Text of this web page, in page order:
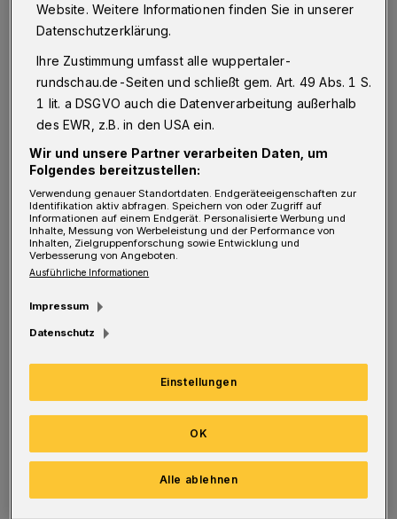
Q uälender Juckreiz, schmerzhafte
Schwellungen
Die Symptome der Urtikaria sind sehr
unangenehm. Im Vordergrund steht ein
starker Juckreiz, vergleichbar dem Brennen
nach Kontakt mit einer Brennnessel. Daneben
treten die typischen Quaddeln auf: blassrote,
wandernde Erhebungen auf der Haut. Ein
weiteres Symptom sind plötzliche
schmerzhafte Schwellungen, die tiefer in der
Haut liegen – die sogenannten Angioödeme.
Hals oder an den Armen. Kommt es im Bereich
der Atemwege zu Schwellungen, kann das zu
schwerer Luftnot kommen – ein Notfall!
Website. Weitere Informationen finden Sie in unserer
Datenschutzerklärung.
Ihre Zustimmung umfasst alle wuppertaler-
rundschau.de-Seiten und schließt gem. Art. 49 Abs. 1 S.
1 lit. a DSGVO auch die Datenverarbeitung außerhalb
des EWR, z.B. in den USA ein.
Wir und unsere Partner verarbeiten Daten, um
Folgendes bereitzustellen:
Verwendung genauer Standortdaten. Endgeräteeigenschaften zur
Identifikation aktiv abfragen. Speichern von oder Zugriff auf
Informationen auf einem Endgerät. Personalisierte Werbung und
Inhalte, Messung von Werbeleistung und der Performance von
Inhalten, Zielgruppenforschung sowie Entwicklung und
Verbesserung von Angeboten.
Ausführliche Informationen
Impressum
Datenschutz
Einstellungen
Alle ablehnen
OK